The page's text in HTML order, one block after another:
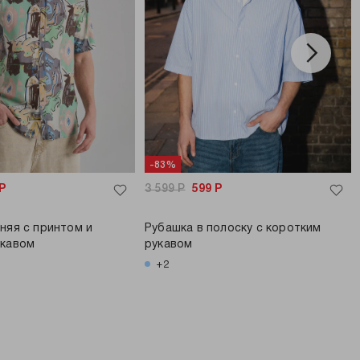
с принтом и
-83%
3 599Р 599 Р
Рубашка в полоску с коротким
рукавом
+2